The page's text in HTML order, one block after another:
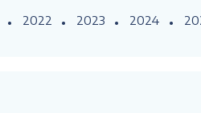
2022 2023 2024